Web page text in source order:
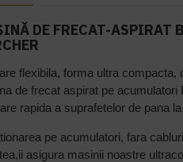
DE FRECAT-ASPIRAT
flexibila, forma ultra compacta,
de frecat aspirat pe
rapida a suprafetelor de pana
pe acumulatori, fara
asigura masinii noastre